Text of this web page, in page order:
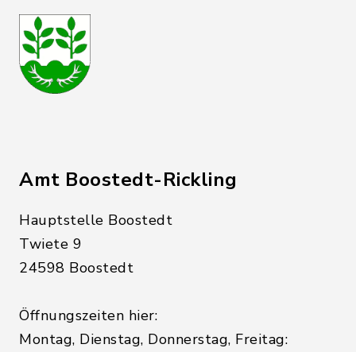
Amt Boostedt-Rickling
Hauptstelle Boostedt
Twiete 9
24598 Boostedt
Öffnungszeiten hier:
Montag, Dienstag, Donnerstag, Freitag: